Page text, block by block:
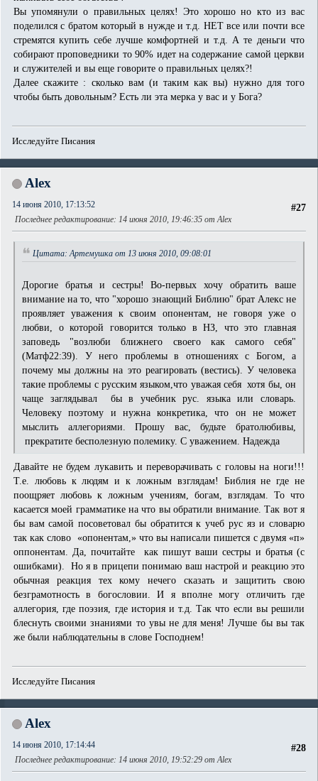
Вы упомянули о правильных целях! Это хорошо но кто из вас
поделился с братом который в нужде и т.д. НЕТ все или почти все
стремятся купить себе лучше комфортней и т.д. А те деньги что
собирают проповедники то 90% идет на содержание самой церкви
и служителей и вы еще говорите о правильных целях?!
Далее скажите : сколько вам (и таким как вы) нужно для того
чтобы быть довольным? Есть ли эта мерка у вас и у Бога?
Исследуйте Писания
Alex
#27
14 июня 2010, 17:13:52
Последнее редактирование: 14 июня 2010, 19:46:35 от Alex
Цитата: Артемушка от 13 июня 2010, 09:08:01
Дорогие братья и сестры! Во-первых хочу обратить ваше
внимание на то, что "хорошо знающий Библию" брат Алекс не
проявляет уважения к своим опонентам, не говоря уже о
любви, о которой говорится только в НЗ, что это главная
заповедь "возлюби ближнего своего как самого себя"
(Матф22:39). У него проблемы в отношениях с Богом, а
почему мы должны на это реагировать (вестись). У человека
такие проблемы с русским языком,что уважая себя хотя бы, он
чаще заглядывал бы в учебник рус. языка или словарь.
Человеку поэтому и нужна конкретика, что он не может
мыслить аллегориями. Прошу вас, будьте братолюбивы,
прекратите бесполезную полемику. С уважением. Надежда
Давайте не будем лукавить и переворачивать с головы на ноги!!!
Т.е. любовь к людям и к ложным взглядам! Библия не где не
поощряет любовь к ложным учениям, богам, взглядам. То что
касается моей грамматике на что вы обратили внимание. Так вот я
бы вам самой посоветовал бы обратится к учеб рус яз и словарю
так как слово «опонентам,» что вы написали пишется с двумя «п»
оппонентам. Да, почитайте как пишут ваши сестры и братья (с
ошибками). Но я в прицепи понимаю ваш настрой и реакцию это
обычная реакция тех кому нечего сказать и защитить свою
безграмотность в богословии. И я вполне могу отличить где
аллегория, где поэзия, где история и т.д. Так что если вы решили
блеснуть своими знаниями то увы не для меня! Лучше бы вы так
же были наблюдательны в слове Господнем!
Исследуйте Писания
Alex
#28
14 июня 2010, 17:14:44
Последнее редактирование: 14 июня 2010, 19:52:29 от Alex